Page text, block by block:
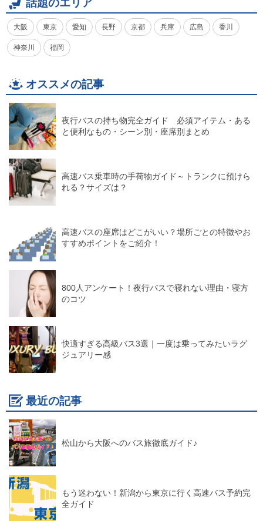
話題のエリア
大阪 東京 愛知 長野 京都 兵庫 広島 香川
神奈川 福岡
オススメの記事
夜行バスの持ち物完全ガイド 必須アイテム・ある
と便利なもの・シーン別・座席別まとめ
高速バス乗車時の手荷物ガイド～トランクに預けら
れる？サイズは？
高速バスの座席はどこがいい？場所ごとの特徴やお
すすめポイントをご紹介！
800人アンケート！夜行バスで寝れない理由・寝方
のコツ
快適すぎる高級バス3選｜一度は乗ってみたいラグ
ジュアリー感
最近の記事
松山から大阪へのバス旅徹底ガイド♪
もう迷わない！新潟から東京に行く高速バス予約完
全ガイド